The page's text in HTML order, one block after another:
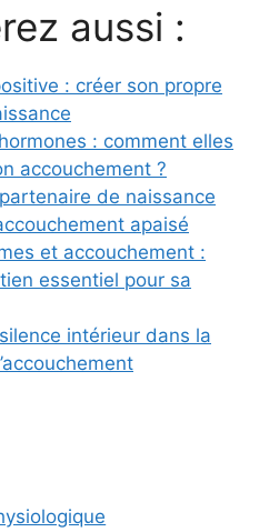
aussi :
: créer son propre
: comment elles
accouchement ?
de naissance
apaisé
et accouchement :
essentiel pour sa
intérieur dans la